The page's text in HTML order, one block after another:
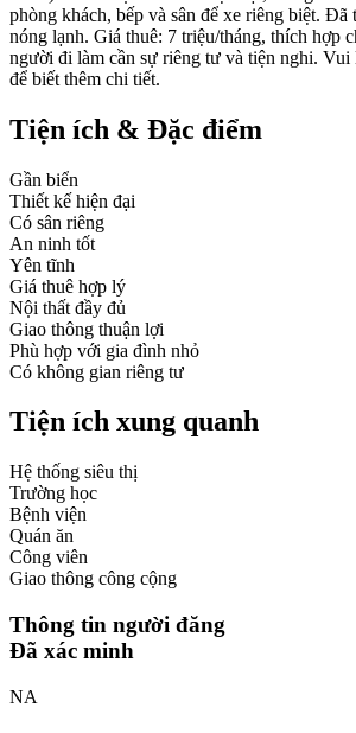
phòng khách, bếp và sân để xe riêng biệt. Đã
nóng lạnh. Giá thuê: 7 triệu/tháng, thích hợp
người đi làm cần sự riêng tư và tiện nghi.
để biết thêm chi tiết.
Tiện ích & Đặc điểm
Gần biển
Thiết kế hiện đại
Có sân riêng
An ninh tốt
Yên tĩnh
Giá thuê hợp lý
Nội thất đầy đủ
Giao thông thuận lợi
Phù hợp với gia đình nhỏ
Có không gian riêng tư
Tiện ích xung quanh
Hệ thống siêu thị
Trường học
Bệnh viện
Quán ăn
Công viên
Giao thông công cộng
Thông tin người đăng
Đã xác minh
NA